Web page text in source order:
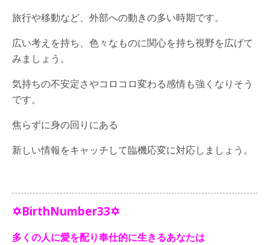
旅行や移動など、外部への動きの多い時期です。
広い考えを持ち、色々なものに関心を持ち視野を広げて
みましょう。
気持ちの不安定さやコロコロ変わる感情も強くなりそう
です。
焦らずに身の回りにある
新しい情報をキャッチして臨機応変に対応しましょう。
✡BirthNumber33✡
多くの人に愛を配り奉仕的に生きるあなたは